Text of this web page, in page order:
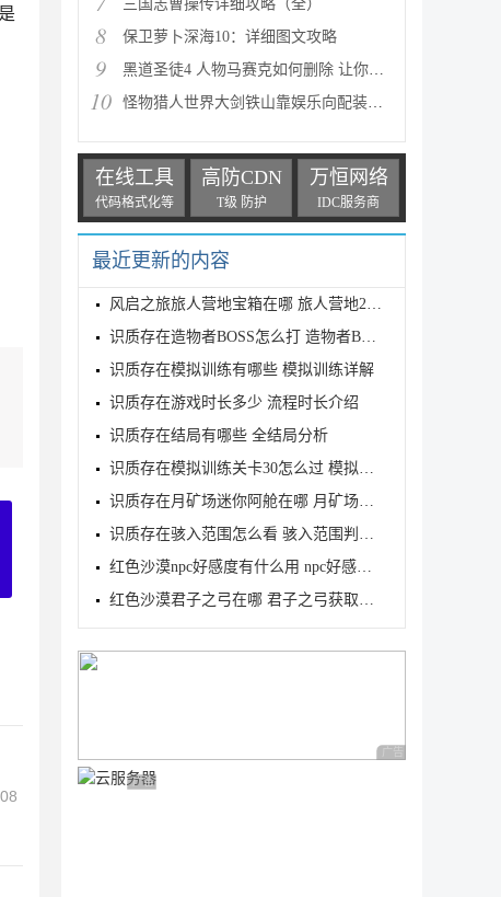
三国志曹操传详细攻略（全）
8 保卫萝卜深海10：详细图文攻略
9 黑道圣徒4 人物马赛克如何删除 让你满足色狼的需求
10 怪物猎人世界大剑铁山靠娱乐向配装分享
在线工具
代码格式化等
高防CDN
T级 防护
万恒网络
IDC服务商
最近更新的内容
风启之旅旅人营地宝箱在哪 旅人营地2个宝箱位置介绍
识质存在造物者BOSS怎么打 造物者BOSS打法介绍
识质存在模拟训练有哪些 模拟训练详解
识质存在游戏时长多少 流程时长介绍
识质存在结局有哪些 全结局分析
识质存在模拟训练关卡30怎么过 模拟训练关卡30三星攻
识质存在月矿场迷你阿舱在哪 月矿场迷你阿舱位置介绍
识质存在骇入范围怎么看 骇入范围判定查看方法
红色沙漠npc好感度有什么用 npc好感度作用介绍
红色沙漠君子之弓在哪 君子之弓获取地点及属性介绍
广告 商业广告，理性
广告 商业广告，理性选择